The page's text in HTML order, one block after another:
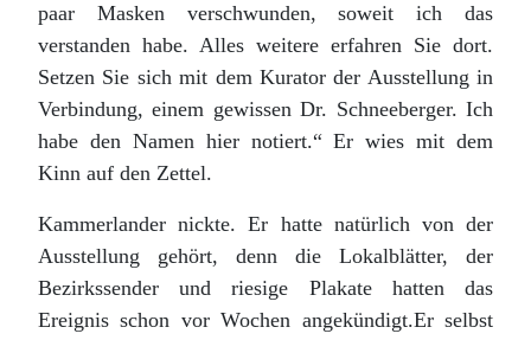
paar Masken verschwunden, soweit ich das
verstanden habe. Alles weitere erfahren Sie dort.
Setzen Sie sich mit dem Kurator der Ausstellung in
Verbindung, einem gewissen Dr. Schneeberger. Ich
habe den Namen hier notiert.“ Er wies mit dem
Kinn auf den Zettel.
Kammerlander nickte. Er hatte natürlich von der
Ausstellung gehört, denn die Lokalblätter, der
Bezirkssender und riesige Plakate hatten das
Ereignis schon vor Wochen angekündigt.Er selbst